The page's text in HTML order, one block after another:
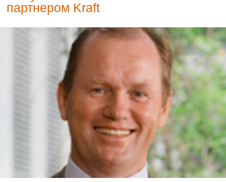
партнером Kraft